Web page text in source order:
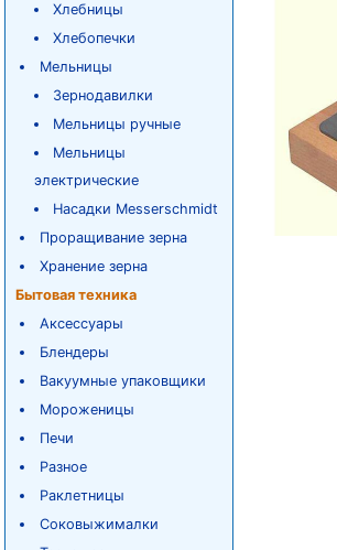
Хлебницы
Хлебопечки
Мельницы
Зернодавилки
Мельницы ручные
Мельницы
электрические
Насадки Messerschmidt
Проращивание зерна
Хранение зерна
Бытовая техника
Аксессуары
Блендеры
Вакуумные упаковщики
Мороженицы
Печи
Разное
Раклетницы
Соковыжималки